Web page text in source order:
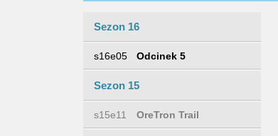
Sezon 16
s16e05 Odcinek 5
Sezon 15
s15e11 OreTron Trail